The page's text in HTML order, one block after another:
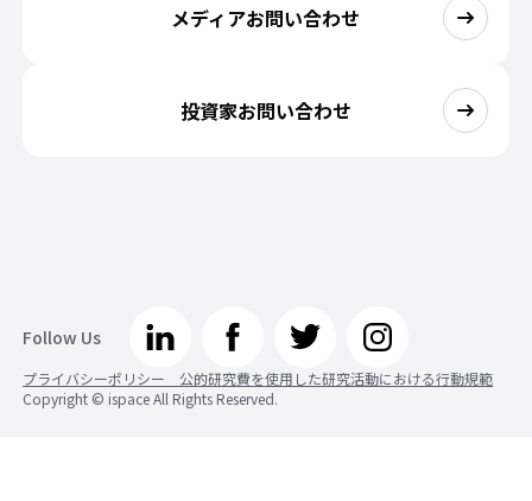
メディアお問い合わせ
投資家お問い合わせ
Copyright © ispace All Rights Reserved.
プライバシーポリシー 公的研究費を使用した研究活動における行動規範
Follow Us